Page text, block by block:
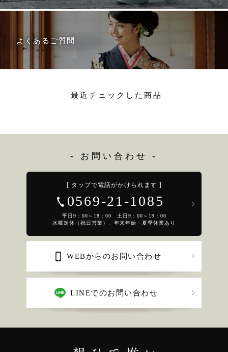
よくあるご質問
最近チェックした商品
- お問い合わせ -
[ タップで電話がかけられます ]
0569-21-1085
平日9：00～18：00 土日9：00～19：00
水曜定休（祝日営業）、年末年始・夏季休業あり
WEBからのお問い合わせ
LINEでのお問い合わせ